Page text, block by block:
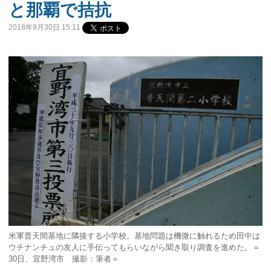
と那覇で拮抗
2018年9月30日 15:11
米軍普天間基地に隣接する小学校。基地問題は機微に触れるため田中は
ウチナンチュの友人に手伝ってもらいながら聞き取り調査を進めた。＝
30日、宜野湾市 撮影：筆者＝